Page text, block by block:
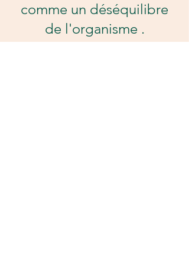
comme un déséquilibre
de l'organisme .